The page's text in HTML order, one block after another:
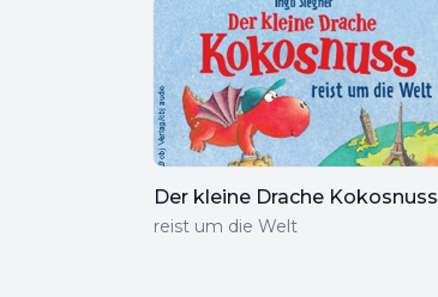
Der kleine Drache Kokosnuss
reist um die Welt